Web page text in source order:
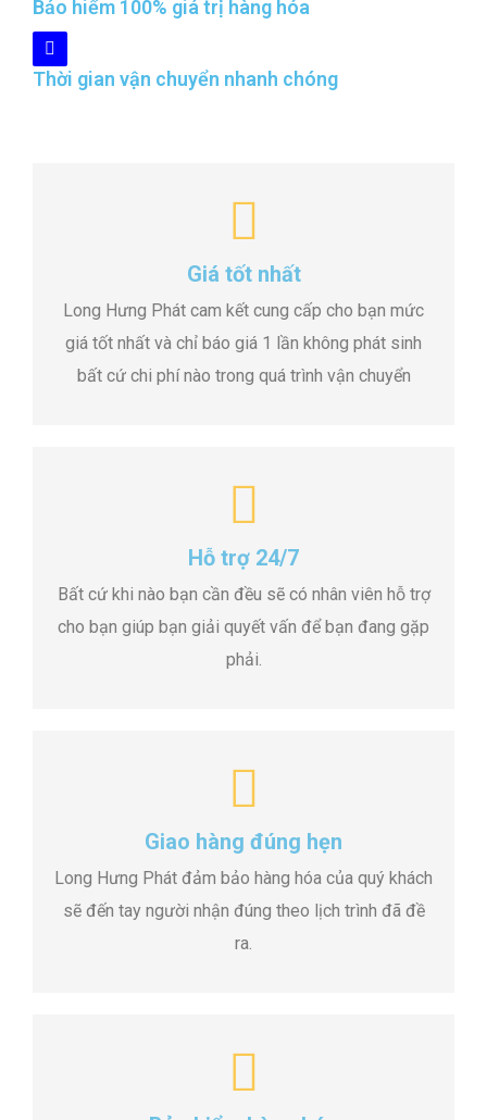
Bảo hiểm 100% giá trị hàng hóa
Thời gian vận chuyển nhanh chóng
Giá tốt nhất
Long Hưng Phát cam kết cung cấp cho bạn mức
giá tốt nhất và chỉ báo giá 1 lần không phát sinh
bất cứ chi phí nào trong quá trình vận chuyển
Hỗ trợ 24/7
Bất cứ khi nào bạn cần đều sẽ có nhân viên hỗ trợ
cho bạn giúp bạn giải quyết vấn để bạn đang gặp
phải.
Giao hàng đúng hẹn
Long Hưng Phát đảm bảo hàng hóa của quý khách
sẽ đến tay người nhận đúng theo lịch trình đã đề
ra.